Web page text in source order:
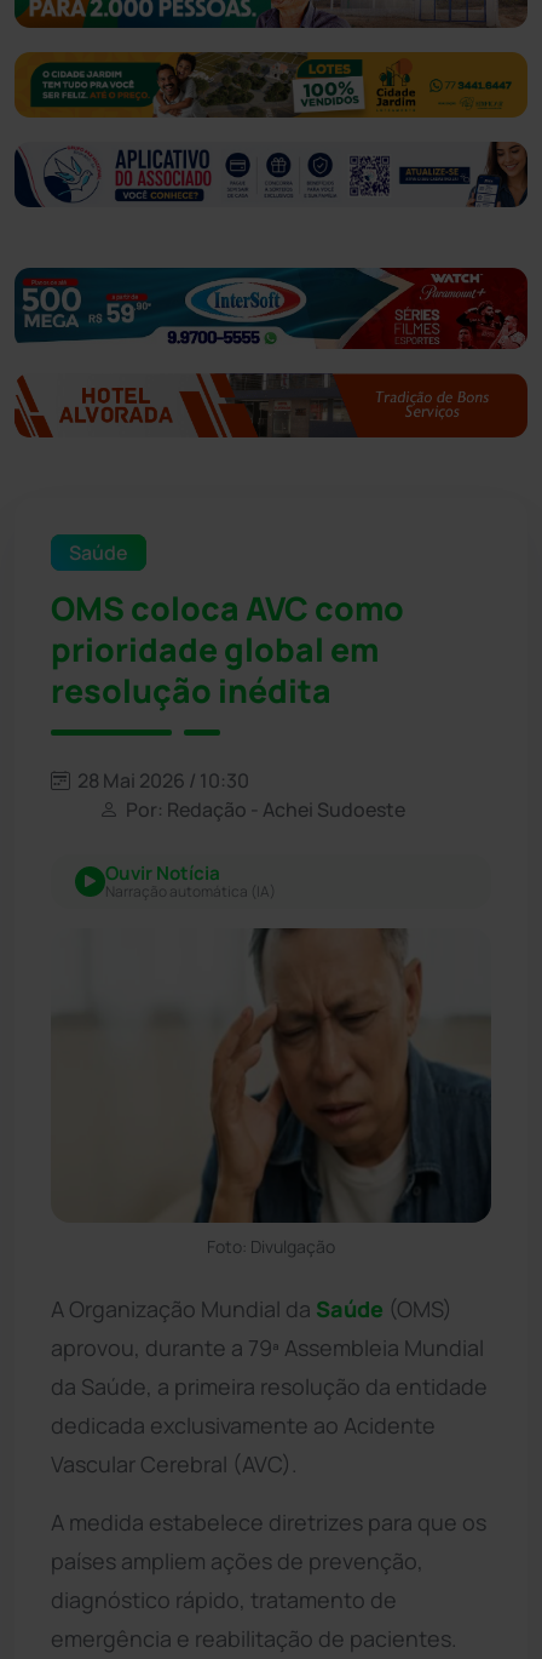
Saúde
OMS coloca AVC como
prioridade global em
resolução inédita
28 Mai 2026 / 10:30
Por: Redação - Achei Sudoeste
Ouvir Notícia
Narração automática (IA)
Foto: Divulgação
A Organização Mundial da Saúde (OMS)
aprovou, durante a 79ª Assembleia Mundial
da Saúde, a primeira resolução da entidade
dedicada exclusivamente ao Acidente
Vascular Cerebral (AVC).
A medida estabelece diretrizes para que os
países ampliem ações de prevenção,
diagnóstico rápido, tratamento de
emergência e reabilitação de pacientes.